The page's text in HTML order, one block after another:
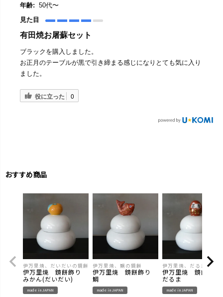
年齢: 50代〜
見た目
有田焼お屠蘇セット
ブラックを購入しました。
お正月のテーブルが黒で引き締まる感じになりとても気に入り
ました。
役に立った 0
おすすめ商品
伊万里焼、だいだいの鏡餅
伊万里焼 鏡餅飾り
みかん(だいだい)
made in JAPAN
伊万里焼、鯛の鏡餅
伊万里焼 鏡餅飾り
鯛
made in JAPAN
伊万里焼、だるまの鏡餅
伊万里焼 鏡餅飾
だるま
made in JAPAN